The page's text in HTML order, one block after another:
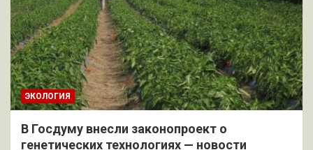
ЭКОЛОГИЯ
В Госдуму внесли законопроект о
генетических технологиях — новости